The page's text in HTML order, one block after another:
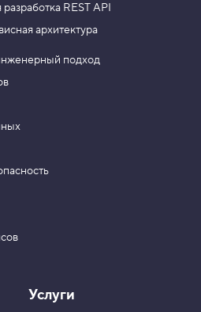
REST API
архитектура
подход
Услуги